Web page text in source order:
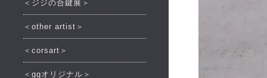
＜ジジの合鍵展＞
＜other artist＞
＜corsart＞
＜ggオリジナル＞